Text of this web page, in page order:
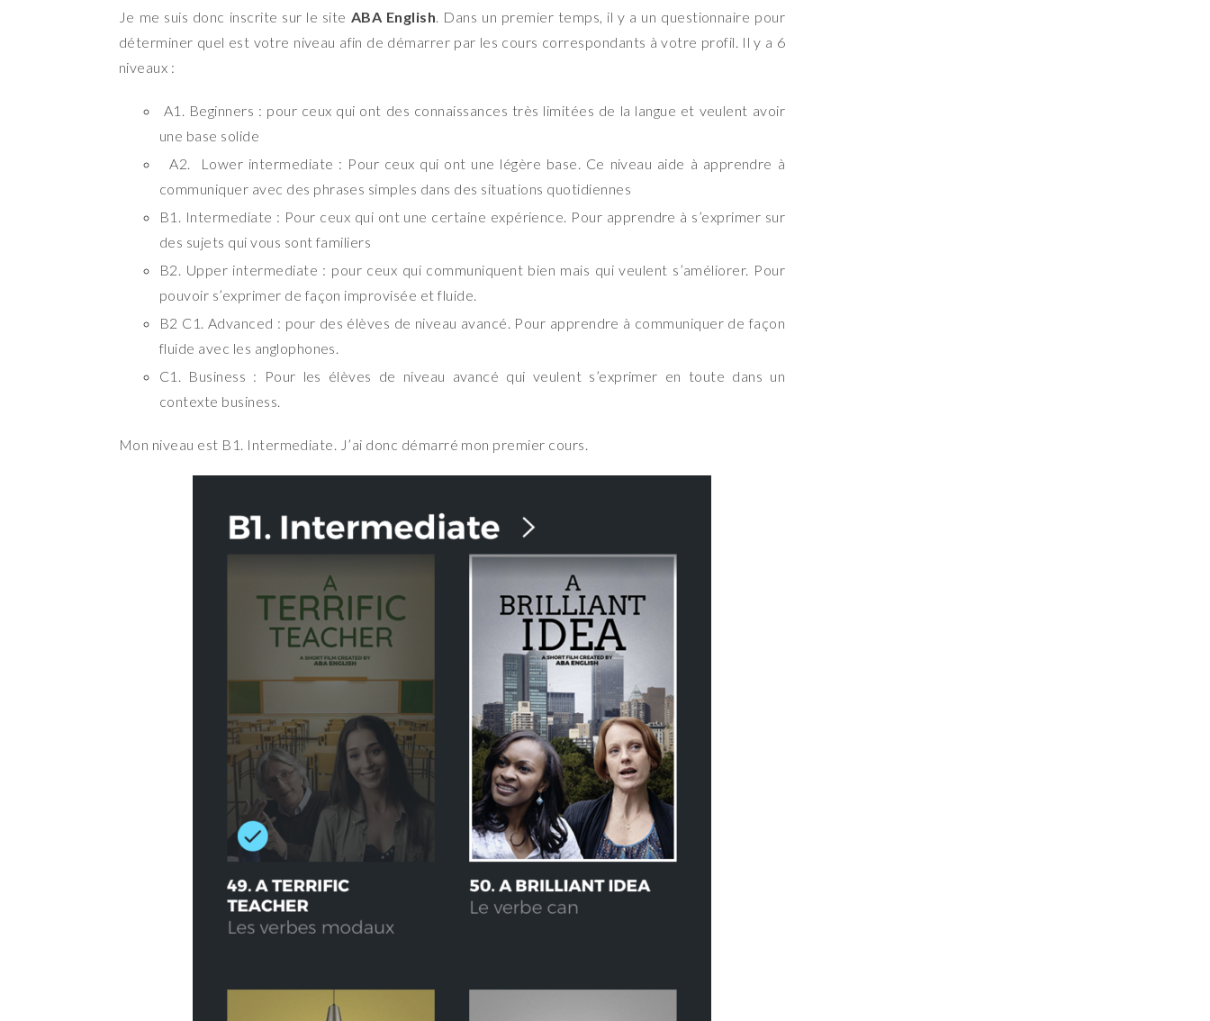
Je me suis donc inscrite sur le site ABA English. Dans un premier temps, il y a un questionnaire pour
déterminer quel est votre niveau afin de démarrer par les cours correspondants à votre profil. Il y a 6
niveaux :
A1. Beginners : pour ceux qui ont des connaissances très limitées de la langue et veulent avoir
une base solide
A2. Lower intermediate : Pour ceux qui ont une légère base. Ce niveau aide à apprendre à
communiquer avec des phrases simples dans des situations quotidiennes
B1. Intermediate : Pour ceux qui ont une certaine expérience. Pour apprendre à s’exprimer sur
des sujets qui vous sont familiers
B2. Upper intermediate : pour ceux qui communiquent bien mais qui veulent s’améliorer. Pour
pouvoir s’exprimer de façon improvisée et fluide.
B2 C1. Advanced : pour des élèves de niveau avancé. Pour apprendre à communiquer de façon
fluide avec les anglophones.
C1. Business : Pour les élèves de niveau avancé qui veulent s’exprimer en toute dans un
contexte business.
Mon niveau est B1. Intermediate. J’ai donc démarré mon premier cours.